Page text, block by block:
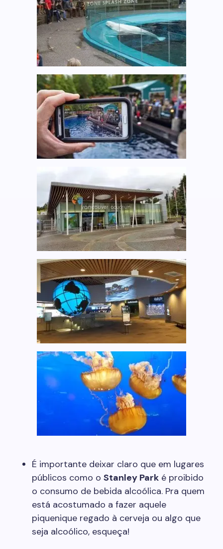
É importante deixar claro que em lugares
públicos como o Stanley Park é proibido
o consumo de bebida alcoólica. Pra quem
está acostumado a fazer aquele
piquenique regado à cerveja ou algo que
seja alcoólico, esqueça!